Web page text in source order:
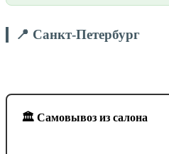
📍 Санкт-Петербург
🏛️ Самовывоз из салона